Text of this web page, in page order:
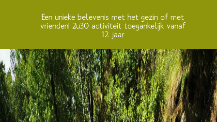
SITUATION
TARIFS ET RÉSERVATIONS
GROUPES
CONTACT
Een unieke belevenis met het gezin of met
vrienden! 2u30 activiteit toegankelijk vanaf
12 jaar